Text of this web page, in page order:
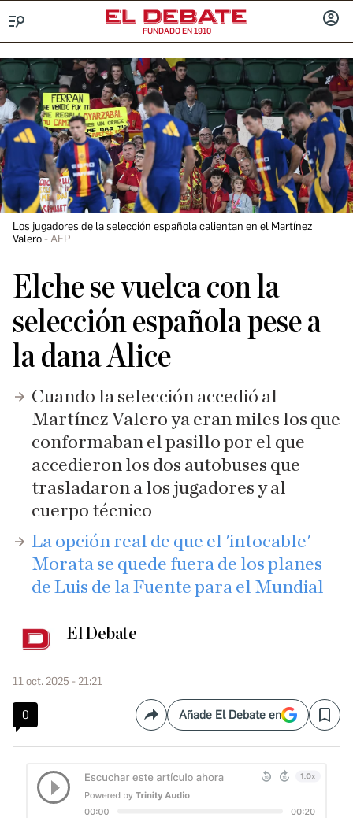
FUNDADO EN 1910
Los jugadores de la selección española calientan en el Martínez
Valero
AFP
Elche se vuelca con la
selección española pese a
la dana Alice
Cuando la selección accedió al
Martínez Valero ya eran miles los que
conformaban el pasillo por el que
accedieron los dos autobuses que
trasladaron a los jugadores y al
cuerpo técnico
La opción real de que el 'intocable'
Morata se quede fuera de los planes
de Luis de la Fuente para el Mundial
El Debate
11 oct. 2025 - 21:21
0 CompartirAñade El Debate en Save